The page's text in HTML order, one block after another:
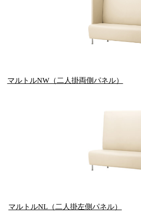
マルトルNW（二人掛両側パネル）
マルトルNL（二人掛左側パネル）